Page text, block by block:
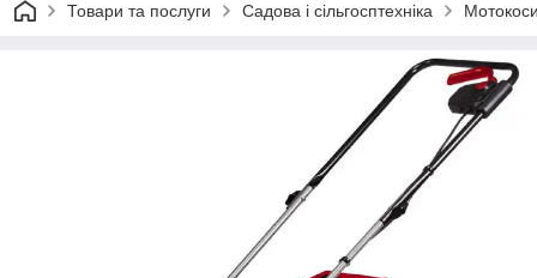
Товари та послуги Садова і сільгосптехніка